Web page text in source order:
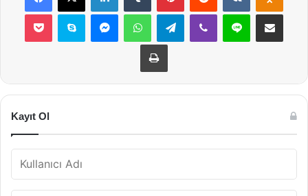
Pocket Skype MessengerWhatsAppTelegramViber Line E-Posta ile
Yazdır
Kayıt Ol